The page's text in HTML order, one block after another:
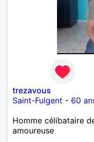
trezavous
Saint-Fulgent - 60
Homme célibataire
amoureuse